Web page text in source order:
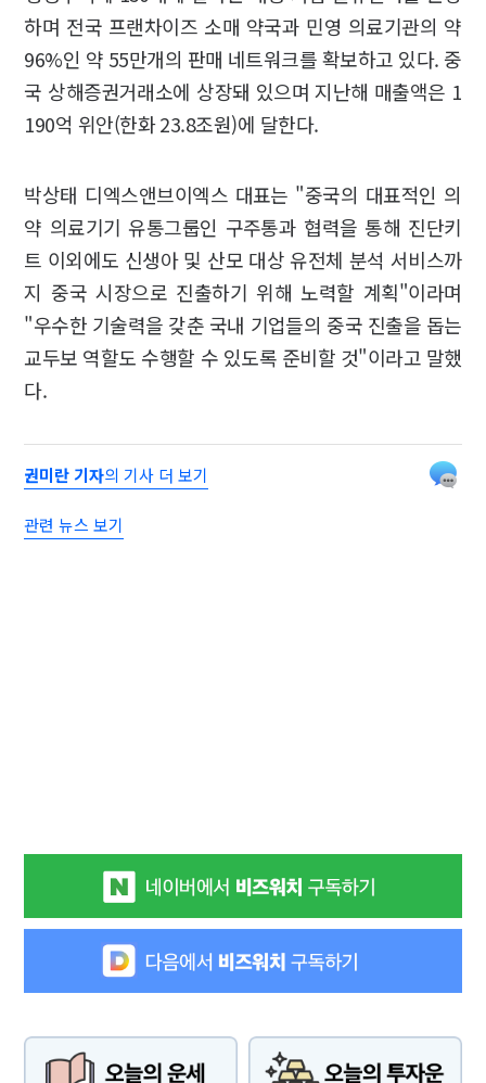
하며 전국 프랜차이즈 소매 약국과 민영 의료기관의 약
96%인 약 55만개의 판매 네트워크를 확보하고 있다. 중
국 상해증권거래소에 상장돼 있으며 지난해 매출액은 1
190억 위안(한화 23.8조원)에 달한다.
박상태 디엑스앤브이엑스 대표는 "중국의 대표적인 의
약 의료기기 유통그룹인 구주통과 협력을 통해 진단키
트 이외에도 신생아 및 산모 대상 유전체 분석 서비스까
지 중국 시장으로 진출하기 위해 노력할 계획"이라며
"우수한 기술력을 갖춘 국내 기업들의 중국 진출을 돕는
교두보 역할도 수행할 수 있도록 준비할 것"이라고 말했
다.
권미란 기자의 기사 더 보기
관련 뉴스 보기